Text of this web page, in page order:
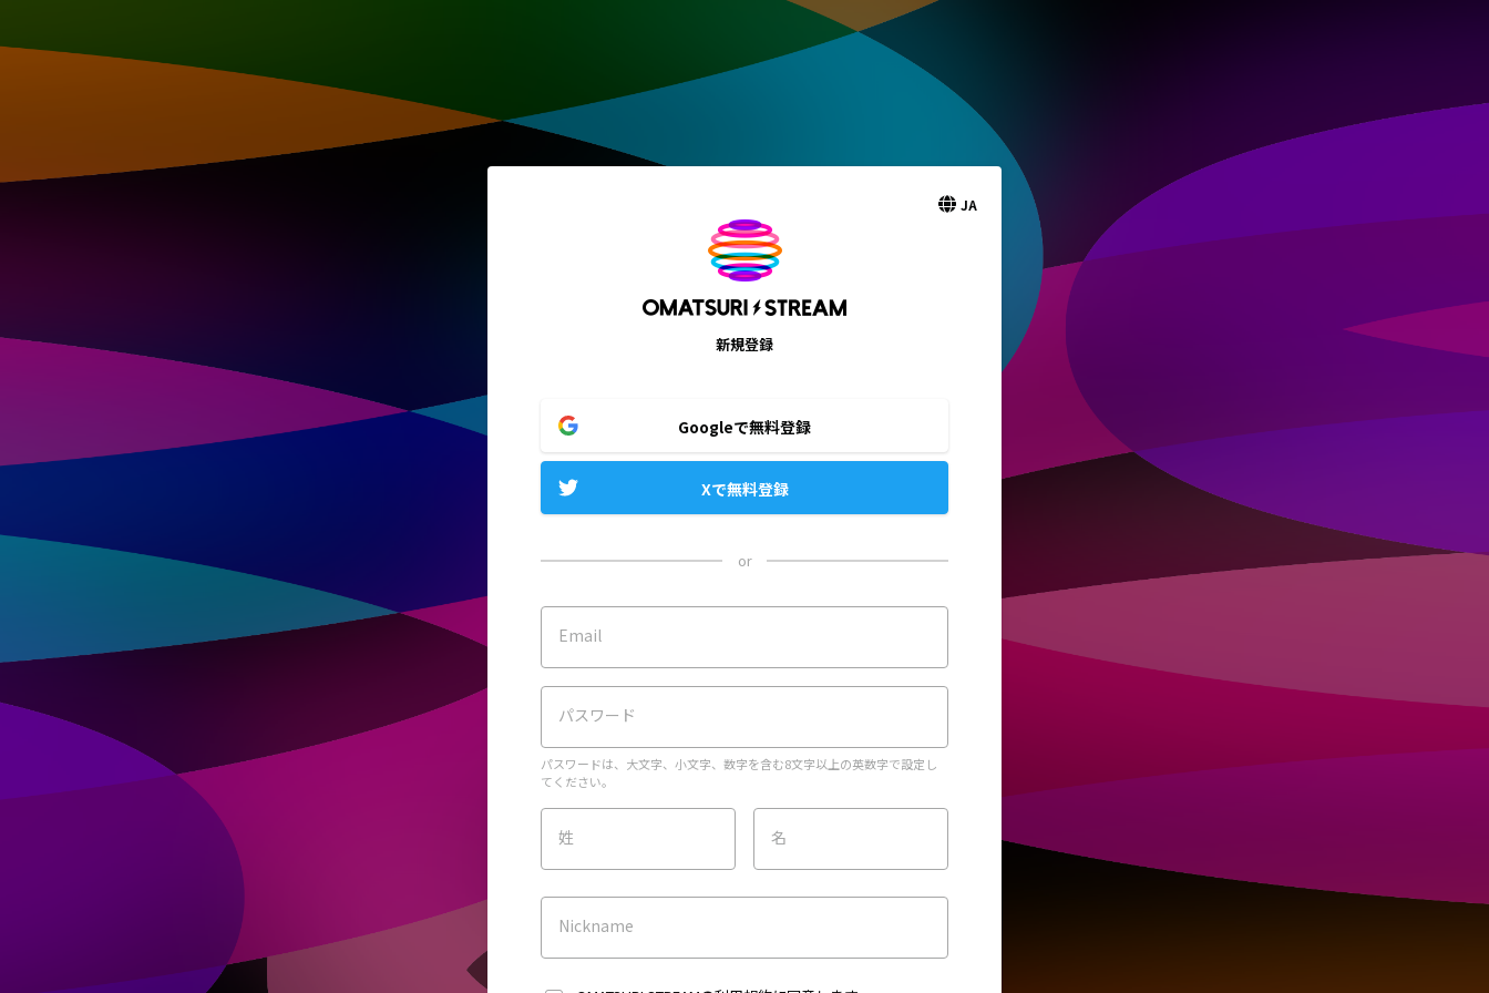
JA
新規登録
Googleで無料登録
Xで無料登録
or
Email
パスワード
パスワードは、大文字、小文字、数字を含む8文字以上の英数字で設定し
てください。
姓 名
Nickname